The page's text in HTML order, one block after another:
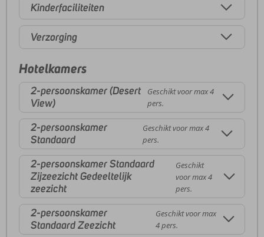
Kinderfaciliteiten
Verzorging
Hotelkamers
2-persoonskamer (Desert
View)
Geschikt voor max 4
pers.
2-persoonskamer
Standaard
Geschikt voor max 4
pers.
2-persoonskamer Standaard
Zijzeezicht Gedeeltelijk
zeezicht
Geschikt
voor max 4
pers.
2-persoonskamer
Standaard Zeezicht
Geschikt voor max
4 pers.